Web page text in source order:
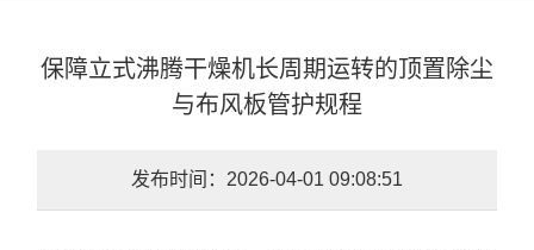
保障立式沸腾干燥机长周期运转的顶置除尘
与布风板管护规程
发布时间：2026-04-01 09:08:51